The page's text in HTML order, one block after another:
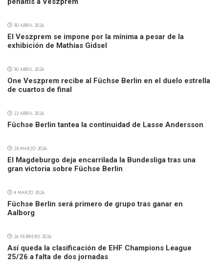
30 ABRIL 2026
El Veszprem se impone por la mínima a pesar de la
exhibición de Mathias Gidsel
30 ABRIL 2026
One Veszprem recibe al Füchse Berlin en el duelo estrella
de cuartos de final
22 ABRIL 2026
Füchse Berlin tantea la continuidad de Lasse Andersson
28 MARZO 2026
El Magdeburgo deja encarrilada la Bundesliga tras una
gran victoria sobre Füchse Berlin
4 MARZO 2026
Füchse Berlin será primero de grupo tras ganar en
Aalborg
26 FEBRERO 2026
Así queda la clasificación de EHF Champions League
25/26 a falta de dos jornadas